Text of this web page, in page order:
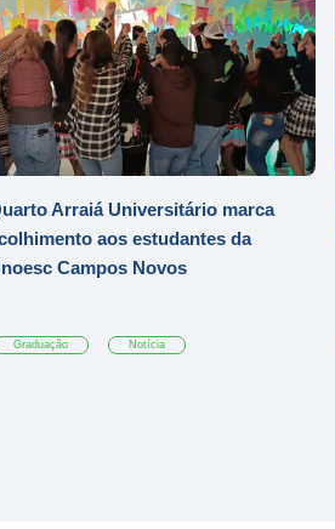
Arraiá Universitário marca
aos estudantes da
Campos Novos
Graduação Notícia